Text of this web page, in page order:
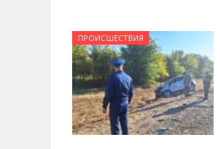
ПРОИСШЕСТВИЯ